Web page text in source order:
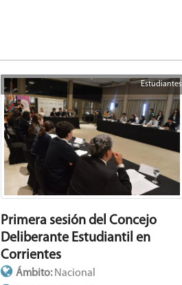
Estudiantes
Primera sesión del Concejo
Deliberante Estudiantil en
Corrientes
Ámbito:Nacional